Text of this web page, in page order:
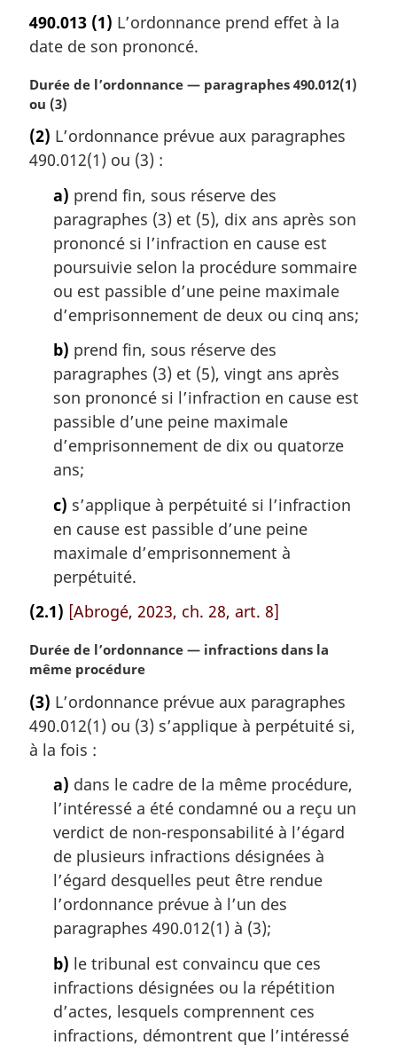
t
e
a
r
g
i
n
490.013 (1) L’ordonnance prend effet à la
date de son prononcé.
N
o
e
m
Durée de l’ordonnance — paragraphes 490.012(1)
ou (3)
(2) L’ordonnance prévue aux paragraphes
490.012(1) ou (3) :
a) prend fin, sous réserve des
paragraphes (3) et (5), dix ans après son
prononcé si l’infraction en cause est
poursuivie selon la procédure sommaire
ou est passible d’une peine maximale
d’emprisonnement de deux ou cinq ans;
b) prend fin, sous réserve des
paragraphes (3) et (5), vingt ans après
son prononcé si l’infraction en cause est
passible d’une peine maximale
d’emprisonnement de dix ou quatorze
ans;
c) s’applique à perpétuité si l’infraction
en cause est passible d’une peine
maximale d’emprisonnement à
perpétuité.
(2.1) [Abrogé, 2023, ch. 28, art. 8]
N
o
e
m
a
Durée de l’ordonnance — infractions dans la
même procédure
(3) L’ordonnance prévue aux paragraphes
490.012(1) ou (3) s’applique à perpétuité si,
à la fois :
a) dans le cadre de la même procédure,
l’intéressé a été condamné ou a reçu un
verdict de non-responsabilité à l’égard
de plusieurs infractions désignées à
l’égard desquelles peut être rendue
l’ordonnance prévue à l’un des
paragraphes 490.012(1) à (3);
b) le tribunal est convaincu que ces
infractions désignées ou la répétition
d’actes, lesquels comprennent ces
infractions, démontrent que l’intéressé